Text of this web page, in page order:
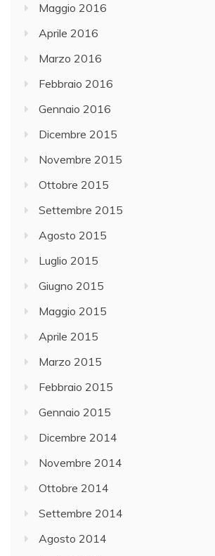
Maggio 2016
Aprile 2016
Marzo 2016
Febbraio 2016
Gennaio 2016
Dicembre 2015
Novembre 2015
Ottobre 2015
Settembre 2015
Agosto 2015
Luglio 2015
Giugno 2015
Maggio 2015
Aprile 2015
Marzo 2015
Febbraio 2015
Gennaio 2015
Dicembre 2014
Novembre 2014
Ottobre 2014
Settembre 2014
Agosto 2014